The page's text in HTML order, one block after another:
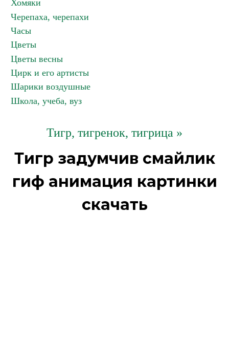
Хомяки
Черепаха, черепахи
Часы
Цветы
Цветы весны
Цирк и его артисты
Шарики воздушные
Школа, учеба, вуз
Тигр, тигренок, тигрица »
Тигр задумчив смайлик
гиф анимация картинки
скачать